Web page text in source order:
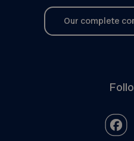
Our complete